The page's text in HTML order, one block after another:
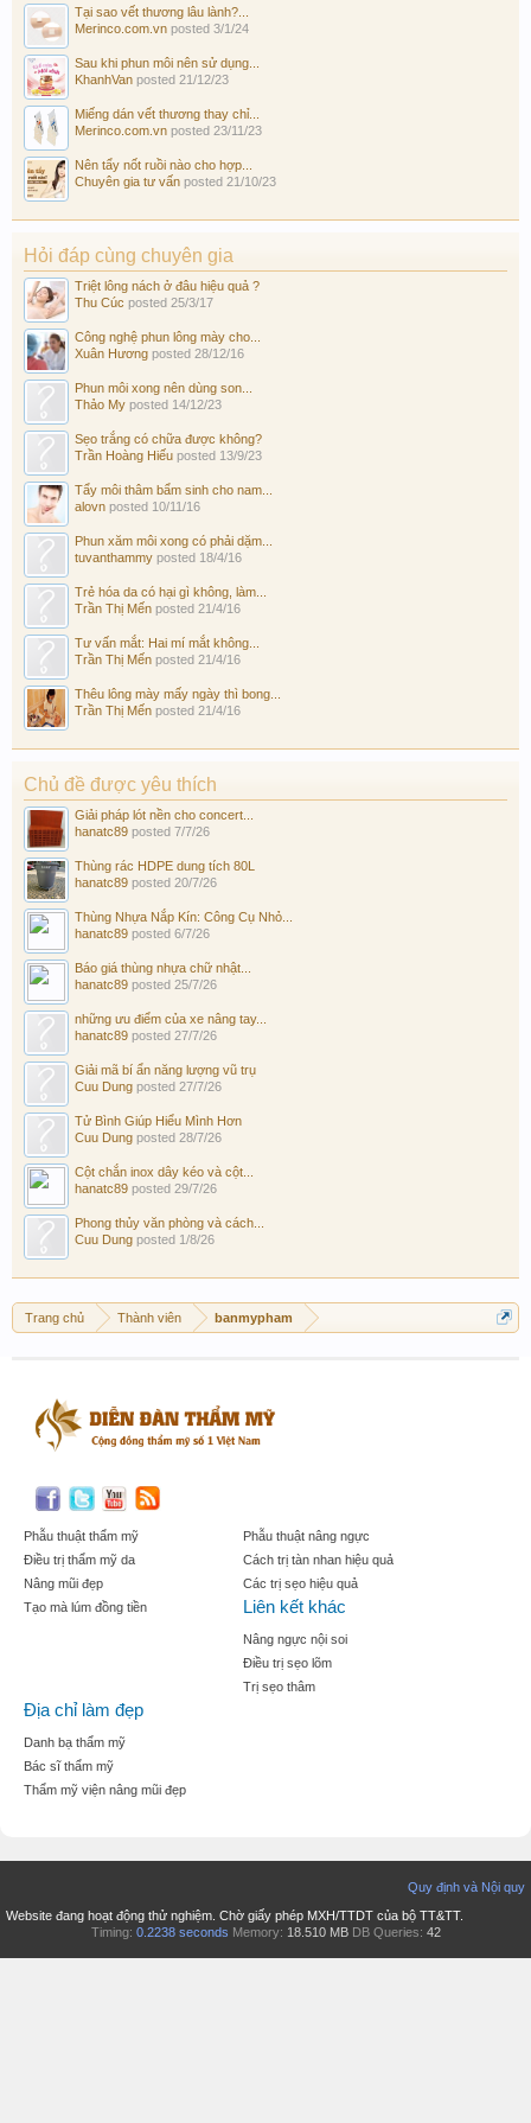
Tại sao vết thương lâu lành?...
Merinco.com.vn posted 3/1/24
Sau khi phun môi nên sử dụng...
KhanhVan posted 21/12/23
Miếng dán vết thương thay chỉ...
Merinco.com.vn posted 23/11/23
Nên tẩy nốt ruồi nào cho hợp...
Chuyên gia tư vấn posted 21/10/23
Hỏi đáp cùng chuyên gia
Triệt lông nách ở đâu hiệu quả ?
Thu Cúc posted 25/3/17
Công nghệ phun lông mày cho...
Xuân Hương posted 28/12/16
Phun môi xong nên dùng son...
Thảo My posted 14/12/23
Sẹo trắng có chữa được không?
Trần Hoàng Hiếu posted 13/9/23
Tẩy môi thâm bẩm sinh cho nam...
alovn posted 10/11/16
Phun xăm môi xong có phải dặm...
tuvanthammy posted 18/4/16
Trẻ hóa da có hại gì không, làm...
Trần Thị Mến posted 21/4/16
Tư vấn mắt: Hai mí mắt không...
Trần Thị Mến posted 21/4/16
Thêu lông mày mấy ngày thì bong...
Trần Thị Mến posted 21/4/16
Chủ đề được yêu thích
Giải pháp lót nền cho concert...
hanatc89 posted 7/7/26
Thùng rác HDPE dung tích 80L
hanatc89 posted 20/7/26
Thùng Nhựa Nắp Kín: Công Cụ Nhỏ...
hanatc89 posted 6/7/26
Báo giá thùng nhựa chữ nhật...
hanatc89 posted 25/7/26
những ưu điểm của xe nâng tay...
hanatc89 posted 27/7/26
Giải mã bí ẩn năng lượng vũ trụ
Cuu Dung posted 27/7/26
Tử Bình Giúp Hiểu Mình Hơn
Cuu Dung posted 28/7/26
Cột chắn inox dây kéo và cột...
hanatc89 posted 29/7/26
Phong thủy văn phòng và cách...
Cuu Dung posted 1/8/26
Trang chủ Thành viên banmypham
Phẫu thuật thẩm mỹ
Điều trị thẩm mỹ da
Nâng mũi đẹp
Tạo mà lúm đồng tiền
Phẫu thuật nâng ngực
Cách trị tàn nhan hiệu quả
Các trị sẹo hiệu quả
Liên kết khác
Nâng ngực nội soi
Điều trị sẹo lõm
Trị sẹo thâm
Địa chỉ làm đẹp
Danh bạ thẩm mỹ
Bác sĩ thẩm mỹ
Thẩm mỹ viện nâng mũi đẹp
Quy định và Nội quy
Website đang hoạt động thử nghiệm. Chờ giấy phép MXH/TTDT của bộ TT&TT.
Timing: 0.2238 seconds Memory: 18.510 MB DB Queries: 42